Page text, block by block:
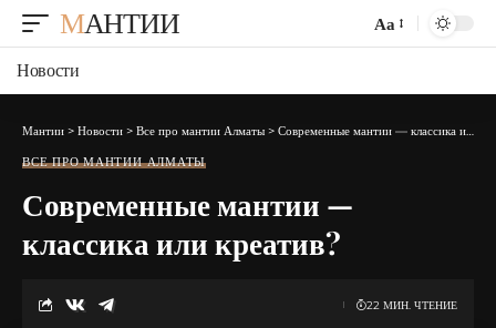
МАНТИИ
Изменение
шрифта
Аа
Новости
Мантии > Новости > Все про мантии Алматы > Современные мантии — классика или креатив?
ВСЕ ПРО МАНТИИ АЛМАТЫ
Современные мантии —
классика или креатив?
22 МИН. ЧТЕНИЕ